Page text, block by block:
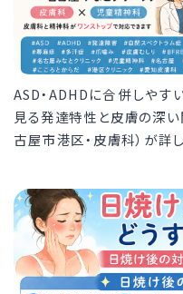
ASD・ADHDに合併しや
見る発達特性と皮膚の深
古屋市港区・皮膚科）が詳